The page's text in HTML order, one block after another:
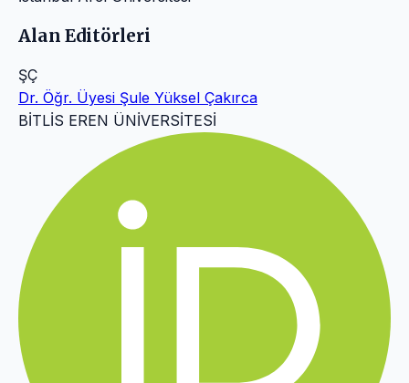
Alan Editörleri
ŞÇ
Dr. Öğr. Üyesi Şule Yüksel Çakırca
BİTLİS EREN ÜNİVERSİTESİ